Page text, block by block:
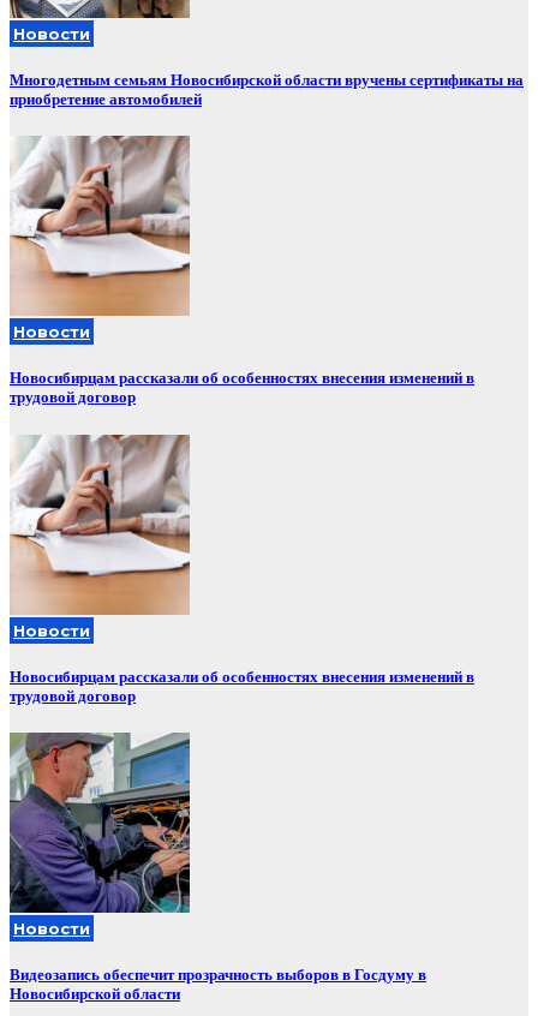
Новости
Многодетным семьям Новосибирской области вручены сертификаты на
приобретение автомобилей
Новости
Новосибирцам рассказали об особенностях внесения изменений в
трудовой договор
Новости
Новосибирцам рассказали об особенностях внесения изменений в
трудовой договор
Новости
Видеозапись обеспечит прозрачность выборов в Госдуму в
Новосибирской области